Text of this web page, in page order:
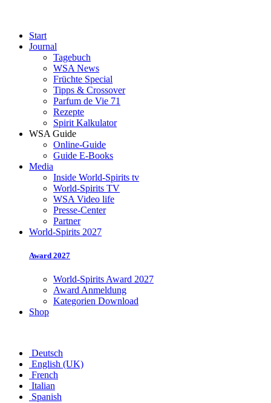
Start
Journal
Tagebuch
WSA News
Früchte Special
Tipps & Crossover
Parfum de Vie 71
Rezepte
Spirit Kalkulator
WSA Guide
Online-Guide
Guide E-Books
Media
Inside World-Spirits tv
World-Spirits TV
WSA Video life
Presse-Center
Partner
World-Spirits 2027
Award 2027
World-Spirits Award 2027
Award Anmeldung
Kategorien Download
Shop
Deutsch
English (UK)
French
Italian
Spanish